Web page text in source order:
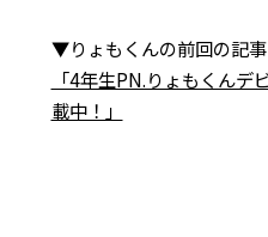
▼りょもくんの前回の記事
「4年生PN.りょもくん
載中！」